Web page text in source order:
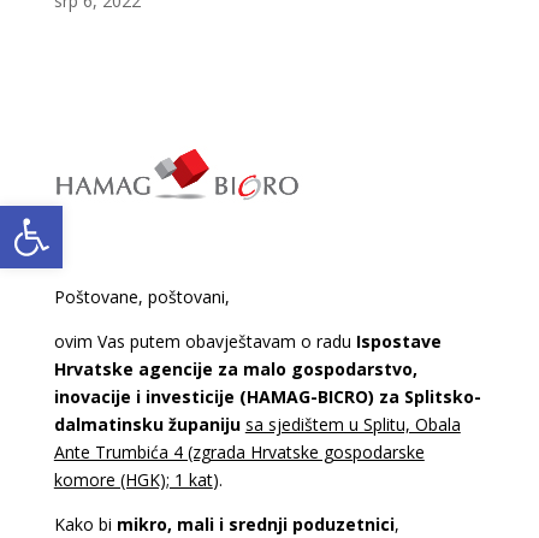
Open toolbar
Poštovane, poštovani,
ovim Vas putem obavještavam o radu Ispostave
Hrvatske agencije za malo gospodarstvo,
inovacije i investicije (HAMAG-BICRO) za Splitsko-
dalmatinsku županiju sa sjedištem u Splitu, Obala
Ante Trumbića 4 (zgrada Hrvatske gospodarske
komore (HGK); 1 kat).
Kako bi mikro, mali i srednji poduzetnici,